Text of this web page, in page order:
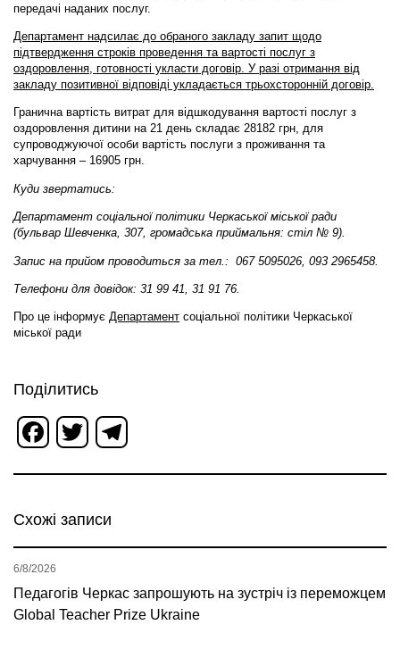
передачі наданих послуг.
Департамент надсилає до обраного закладу запит щодо
підтвердження строків проведення та вартості послуг з
оздоровлення, готовності укласти договір. У разі отримання від
закладу позитивної відповіді укладається трьохсторонній договір.
Гранична вартість витрат для відшкодування вартості послуг з
оздоровлення дитини на 21 день складає 28182 грн, для
супроводжуючої особи вартість послуги з проживання та
харчування – 16905 грн.
Куди звертатись:
Департамент соціальної політики Черкаської міської ради
(бульвар Шевченка, 307, громадська приймальня: стіл № 9).
Запис на прийом проводиться за тел.: 067 5095026, 093 2965458.
Телефони для довідок: 31 99 41, 31 91 76.
Про це інформує Департамент соціальної політики Черкаської
міської ради
Поділитись
Facebook
Twitter
Схожі записи
Педагогів Черкас запрошують на зустріч із переможцем
Global Teacher Prize Ukraine
6/8/2026